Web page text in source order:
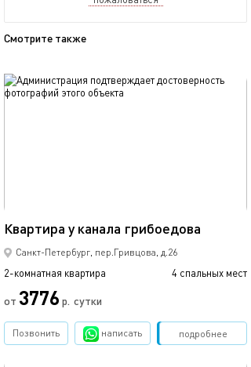
Смотрите также
Квартира у канала грибоедова
Санкт-Петербург, пер.Гривцова, д.26
2-комнатная квартира 4 спальных мест
от 3776 р. сутки
обновлено 18.11.2025
подробнее
Позвонить написать Забронировать